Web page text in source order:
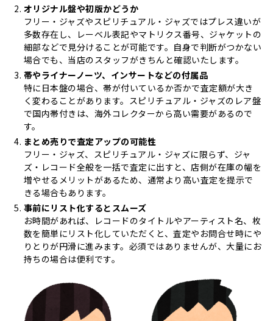
オリジナル盤や初版かどうか
フリー・ジャズやスピリチュアル・ジャズではプレス違いが
多数存在し、レーベル表記やマトリクス番号、ジャケットの
細部などで見分けることが可能です。自身で判断がつかない
場合でも、当店のスタッフがきちんと確認いたします。
帯やライナーノーツ、インサートなどの付属品
特に日本盤の場合、帯が付いているか否かで査定額が大き
く変わることがあります。スピリチュアル・ジャズのレア盤
で国内帯付きは、海外コレクターから高い需要があるので
す。
まとめ売りで査定アップの可能性
フリー・ジャズ、スピリチュアル・ジャズに限らず、ジャ
ズ・レコード全般を一括で査定に出すと、店側が在庫の幅を
増やせるメリットがあるため、通常より高い査定を提示で
きる場合もあります。
事前にリスト化するとスムーズ
お時間があれば、レコードのタイトルやアーティスト名、枚
数を簡単にリスト化していただくと、査定やお問合せ時にや
りとりが円滑に進みます。必須ではありませんが、大量にお
持ちの場合は便利です。